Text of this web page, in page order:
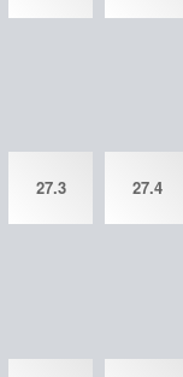
27.3 27.4